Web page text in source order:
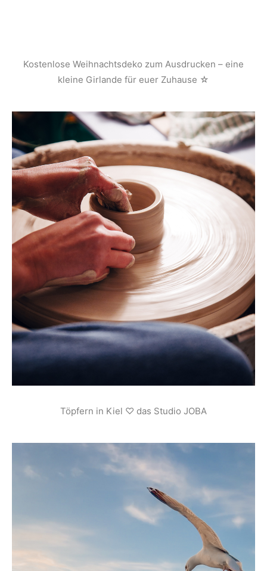
Kostenlose Weihnachtsdeko zum Ausdrucken – eine
kleine Girlande für euer Zuhause ☆
Töpfern in Kiel ♡ das Studio JOBA